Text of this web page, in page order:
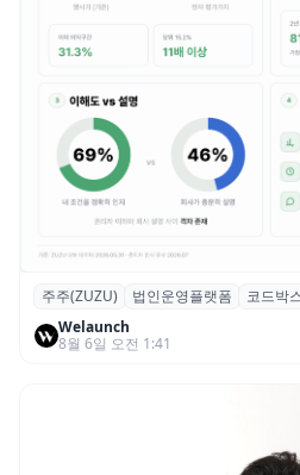
스톡옵션 취소율 2년 만
권리 발생 즉시 행사 비중
주주(ZUZU) 법인운영플랫폼 코드박
Welaunch
8월 6일 오전 1:41